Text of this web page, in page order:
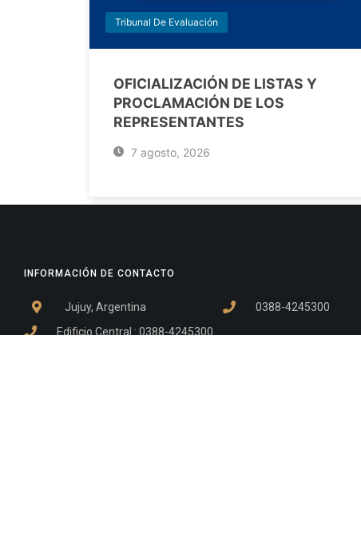
Tribunal De Evaluación
OFICIALIZACIÓN DE LISTAS Y
PROCLAMACIÓN DE LOS
REPRESENTANTES
7 agosto, 2026
INFORMACIÓN DE CONTACTO
Jujuy, Argentina
0388-4245300
Edificio Central : 0388-4245300